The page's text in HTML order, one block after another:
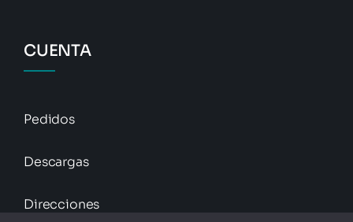
CUENTA
Pedidos
Descargas
Direcciones